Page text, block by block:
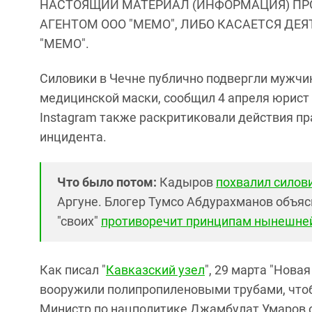
НАСТОЯЩИЙ МАТЕРИАЛ (ИНФОРМАЦИЯ)
АГЕНТОМ ООО "МЕМО", ЛИБО КАСАЕТСЯ
"МЕМО".
Силовики в Чечне публично подвергли
медицинской маски, сообщил 4 апреля
Instagram также раскритиковали действия
инцидента.
Что было потом: Кадыров похвалил
Аргуне. Блогер Тумсо Абдурахманов
"своих" противоречит принципам
Как писал "Кавказский узел", 29 марта
вооружили полипропиленовыми трубами,
Министр по нацполитике Джамбулат Умаров